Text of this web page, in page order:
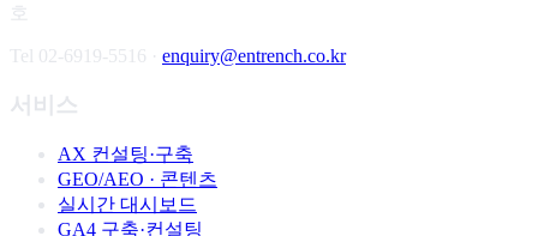
호
Tel 02-6919-5516 · enquiry@entrench.co.kr
서비스
AX 컨설팅·구축
GEO/AEO · 콘텐츠
실시간 대시보드
GA4 구축·컨설팅